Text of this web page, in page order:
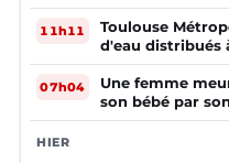
11h11
Toulouse
d'eau distribués
07h04
Une femme
son bébé par
HIER